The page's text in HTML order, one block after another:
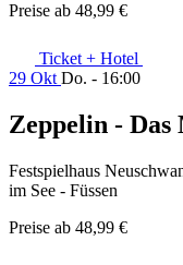
Preise ab 48,99 €
Ticket + Hotel
29 Okt Do. - 16:00
Zeppelin - Das
Festspielhaus
im See - Füssen
Preise ab 48,99 €